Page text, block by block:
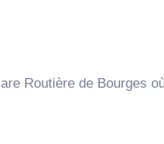
Routière de Bourges